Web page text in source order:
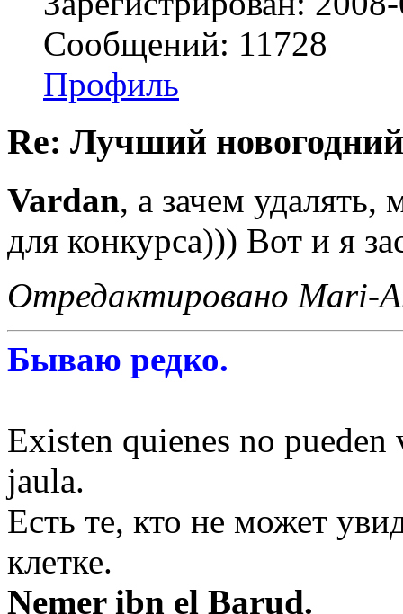
Сообщений: 11728
Профиль
Re: Лучший
Vardan, а зачем удалять,
для конкурса))) Вот и я
Отредактировано Mari-
Бываю редко.
Existen quienes no
jaula.
Есть те, кто не может
клетке.
Nemer ibn el Barud.